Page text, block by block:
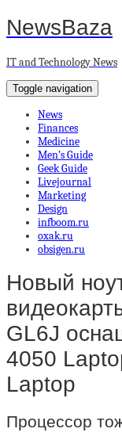
NewsBaza
IT and Technology News
Toggle navigation
News
Finances
Medicine
Men’s Guide
Geek Guide
Livejournal
Marketing
Design
infboom.ru
oxak.ru
obsigen.ru
Новый
GL6J
4050
Laptop
Процессор